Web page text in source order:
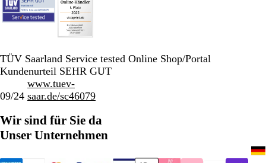
TÜV Saarland Service tested Online Shop/Portal
Kundenurteil SEHR GUT
09/24
www.tuev-
saar.de/sc46079
Wir sind für Sie da
Unser Unternehmen